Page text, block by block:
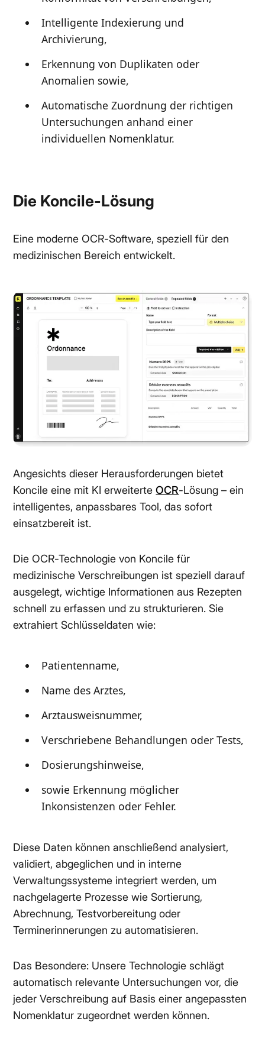
Intelligente Indexierung und
Archivierung,
Erkennung von Duplikaten oder
Anomalien sowie,
Automatische Zuordnung der richtigen
Untersuchungen anhand einer
individuellen Nomenklatur.
Die Koncile-Lösung
Eine moderne OCR-Software, speziell für den
medizinischen Bereich entwickelt.
Angesichts dieser Herausforderungen bietet
Koncile eine mit KI erweiterteOCR-Lösung – ein
intelligentes, anpassbares Tool, das sofort
einsatzbereit ist.
Die OCR-Technologie von Koncile für
medizinische Verschreibungen ist speziell darauf
ausgelegt, wichtige Informationen aus Rezepten
schnell zu erfassen und zu strukturieren. Sie
extrahiert Schlüsseldaten wie:
Patientenname,
Name des Arztes,
Arztausweisnummer,
Verschriebene Behandlungen oder Tests,
Dosierungshinweise,
sowie Erkennung möglicher
Inkonsistenzen oder Fehler.
Diese Daten können anschließend analysiert,
validiert, abgeglichen und in interne
Verwaltungssysteme integriert werden, um
nachgelagerte Prozesse wie Sortierung,
Abrechnung, Testvorbereitung oder
Terminerinnerungen zu automatisieren.
Das Besondere: Unsere Technologie schlägt
automatisch relevante Untersuchungen vor, die
jeder Verschreibung auf Basis einer angepassten
Nomenklatur zugeordnet werden können.